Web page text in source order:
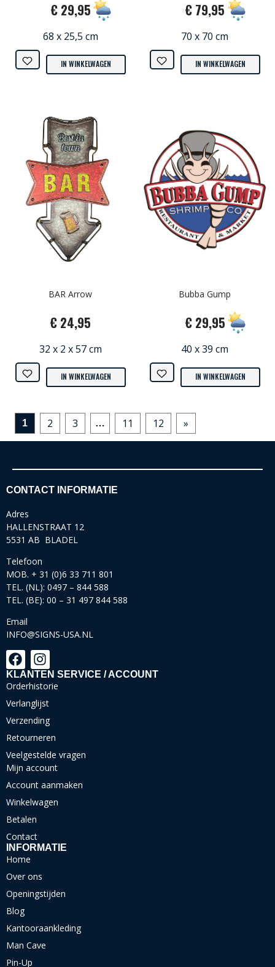
€ 29,95
68 x 25,5 cm
IN WINKELWAGEN
€ 79,95
70 x 70 cm
IN WINKELWAGEN
BAR Arrow
€ 24,95
32 x 2 x 57 cm
IN WINKELWAGEN
Bubba Gump
€ 29,95
40 x 39 cm
IN WINKELWAGEN
1 2 3 … 11 12 »
CONTACT INFORMATIE
Adres
HALLENSTRAAT 12
5531 AB BLADEL
Telefoon
MOB. + 31 (0)6 33 711 801
TEL. (NL): 0497 – 844 588
TEL. (BE): 00 – 31 497 844 588
Email
INFO@SIGNS-USA.NL
KLANTEN SERVICE / ACCOUNT
Orderhistorie
Verlanglijst
Verzending
Retourneren
Veelgestelde vragen
Mijn account
Account aanmaken
Winkelwagen
Betalen
Contact
INFORMATIE
Home
Over ons
Openingstijden
Blog
Kantooraankleding
Man Cave
Pin-Up